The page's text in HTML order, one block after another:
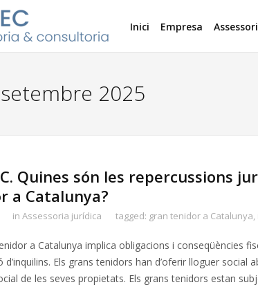
Inici Empresa
2025
Quines són les repercussions
a Catalunya?
in Assessoria jurídica tagged: gran tenidor a Catalunya,
a Catalunya implica obligacions i conseqüències
d’inquilins. Els grans tenidors han d’oferir lloguer
de les seves propietats. Els grans tenidors estan